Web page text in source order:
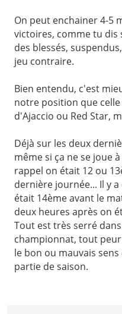
On peut enchainer 4-5
victoires, comme tu
des blessés,
jeu contraire.
Bien entendu, c'est
notre position que celle
d'Ajaccio ou Red Star,
Déjà sur les deux
même si ça ne se joue
rappel on était 12 ou
dernière journée... Il y a
était 14ème avant le
deux heures après on
Tout est très serré
championnat, tout
le bon ou mauvais
partie de saison.